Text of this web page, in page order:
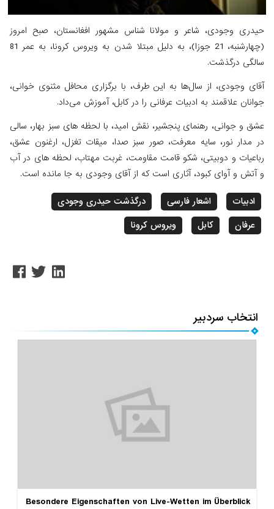
حیدری وجودی، شاعر و مولانا شناس مشهور افغانستان، صبح امروز
(چهارشنبه، 21 جوزا)، به دلیل مبتلا شدن به ویروس کرونا، به عمر 81
سالگی درگذشت.
آقای وجودی، از سال‌ها به این طرف، با برگزاری محافل مثنوی خوانی،
جوانان علاقمند به ادبیات عرفانی را در کابل، آموزش می‌داد.
عشق و جوانی، رهنمای پنجشیر، نقش امید، با لحظه های سبز بهار، سالی
در مدار نور، سایه معرفت، صور سبز صدا، میقات تغزل، ارغنون عشق،
رباعیات و دوبیتی، شکو قامت مقاومت، غربت مهتاب، لحظه های در آب
و آتش و آوای کبود، آثاری است که از آقای وجودی به جا مانده است.
ادبیات اشعار فارسی
درگذشت حیدری وجودی
عرفان
کابل ویروس کرونا
انتخاب سردبیر
Besondere Eigenschaften von Live-Wetten im Überblick